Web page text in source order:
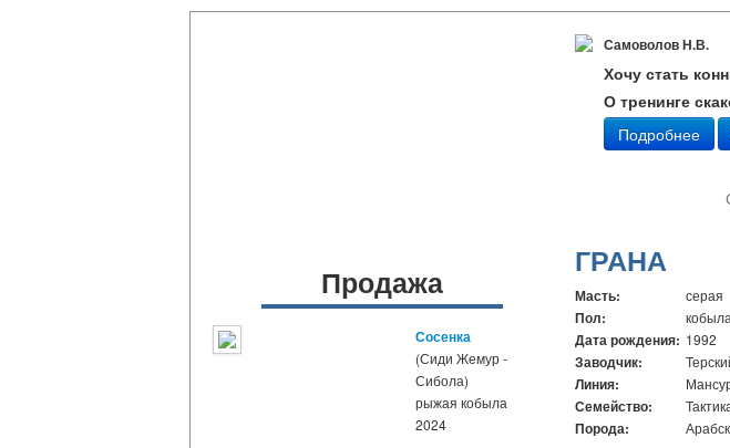
Самоволов Н.В.
Хочу стать
О тренинге
Подробнее
Продажа
Сосенка
(Сиди Жемур -
Сибола)
рыжая кобыла
2024
ГРАНА
Масть: серая
Пол: кобыла
Дата рождения: 1992
Заводчик:
Линия:
Семейство:
Порода: